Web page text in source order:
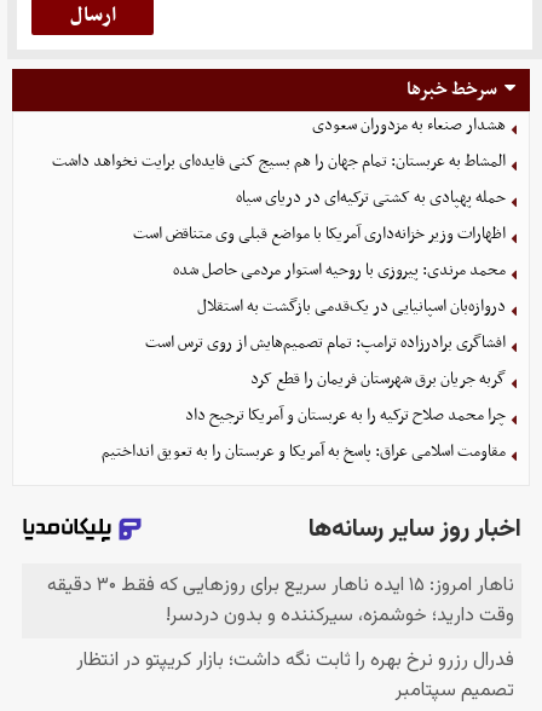
سرخط خبرها
هشدار صنعاء به مزدوران سعودی
المشاط به عربستان: تمام جهان را هم بسیج کنی فایده‌ای برایت نخواهد داشت
حمله پهپادی به کشتی ترکیه‌ای در دریای سیاه
اظهارات وزیر خزانه‌داری آمریکا با مواضع قبلی وی متناقض است
محمد مرندی: پیروزی با روحیه استوار مردمی حاصل شده
دروازه‌بان اسپانیایی در یک‌قدمی بازگشت به استقلال
افشاگری برادرزاده ترامپ: تمام تصمیم‌هایش از روی ترس است
گربه جریان برق شهرستان فریمان را قطع کرد
چرا محمد صلاح ترکیه را به عربستان و آمریکا ترجیح داد
مقاومت اسلامی عراق: پاسخ به آمریکا و عربستان را به تعویق انداختیم